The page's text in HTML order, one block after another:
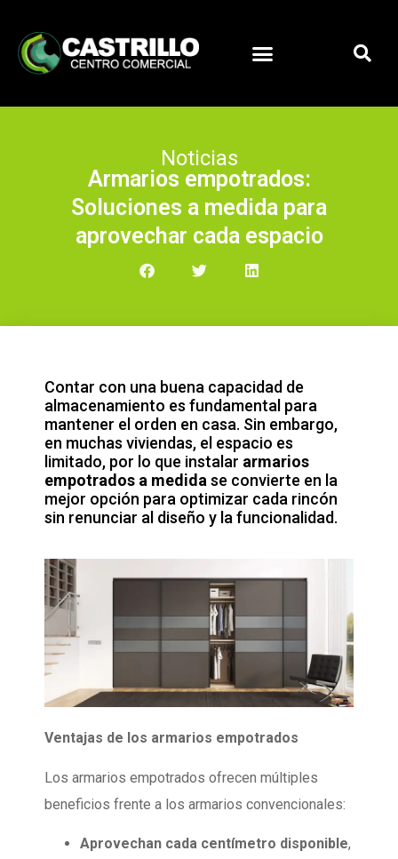
Noticias
Armarios empotrados:
Soluciones a medida para
aprovechar cada espacio
Contar con una buena capacidad de
almacenamiento es fundamental para
mantener el orden en casa. Sin embargo,
en muchas viviendas, el espacio es
limitado, por lo que instalar armarios
empotrados a medida se convierte en la
mejor opción para optimizar cada rincón
sin renunciar al diseño y la funcionalidad.
Ventajas de los armarios empotrados
Los armarios empotrados ofrecen múltiples
beneficios frente a los armarios convencionales:
Aprovechan cada centímetro disponible,